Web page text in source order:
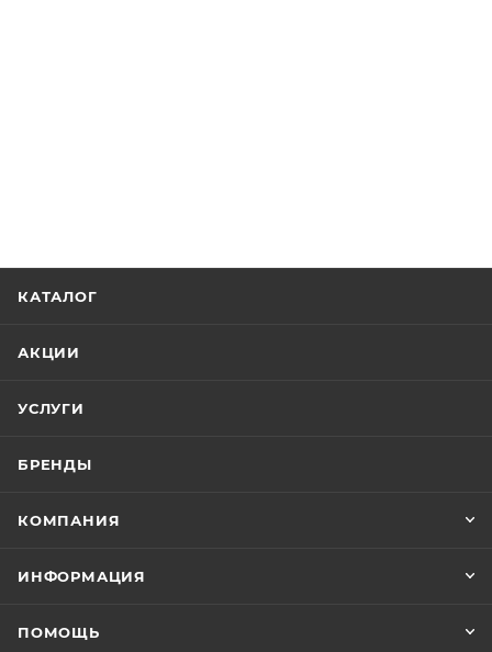
КАТАЛОГ
АКЦИИ
УСЛУГИ
БРЕНДЫ
КОМПАНИЯ
ИНФОРМАЦИЯ
ПОМОЩЬ